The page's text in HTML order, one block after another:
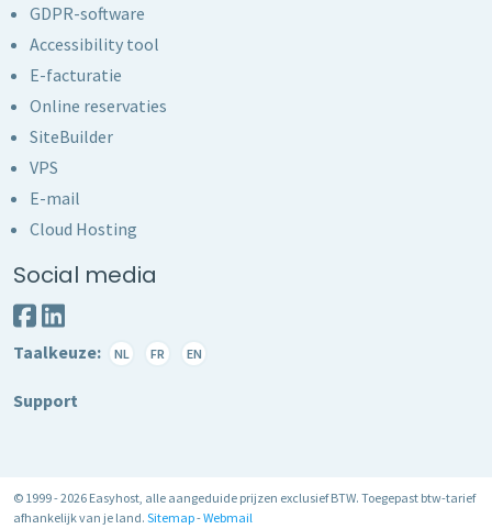
GDPR-software
Accessibility tool
E-facturatie
Online reservaties
SiteBuilder
VPS
E-mail
Cloud Hosting
Social media
Taalkeuze: NL FR EN
Support
© 1999 - 2026 Easyhost, alle aangeduide prijzen exclusief BTW. Toegepast btw-tarief
afhankelijk van je land. Sitemap-Webmail